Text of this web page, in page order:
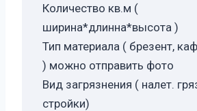
Количество кв.м (
ширина*длинна*высота )
Тип материала ( брезент,
) можно отправить фото
Вид загрязнения ( налет.
стройки)